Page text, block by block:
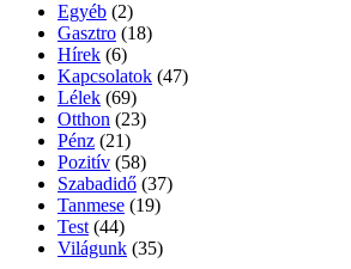
Egyéb (2)
Gasztro (18)
Hírek (6)
Kapcsolatok (47)
Lélek (69)
Otthon (23)
Pénz (21)
Pozitív (58)
Szabadidő (37)
Tanmese (19)
Test(44)
Világunk (35)